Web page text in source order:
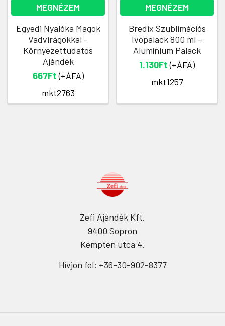
MEGNÉZEM
Egyedi Nyalóka Magok
Vadvirágokkal -
Környezettudatos
Ajándék
667Ft(+ÁFA)
mkt2763
MEGNÉZEM
Bredix Szublimációs
Ivópalack 800 ml –
Alumínium Palack
1.130Ft(+ÁFA)
mkt1257
Zefi Ajándék Kft.
9400 Sopron
Kempten utca 4.
Hívjon fel: +36-30-902-8377